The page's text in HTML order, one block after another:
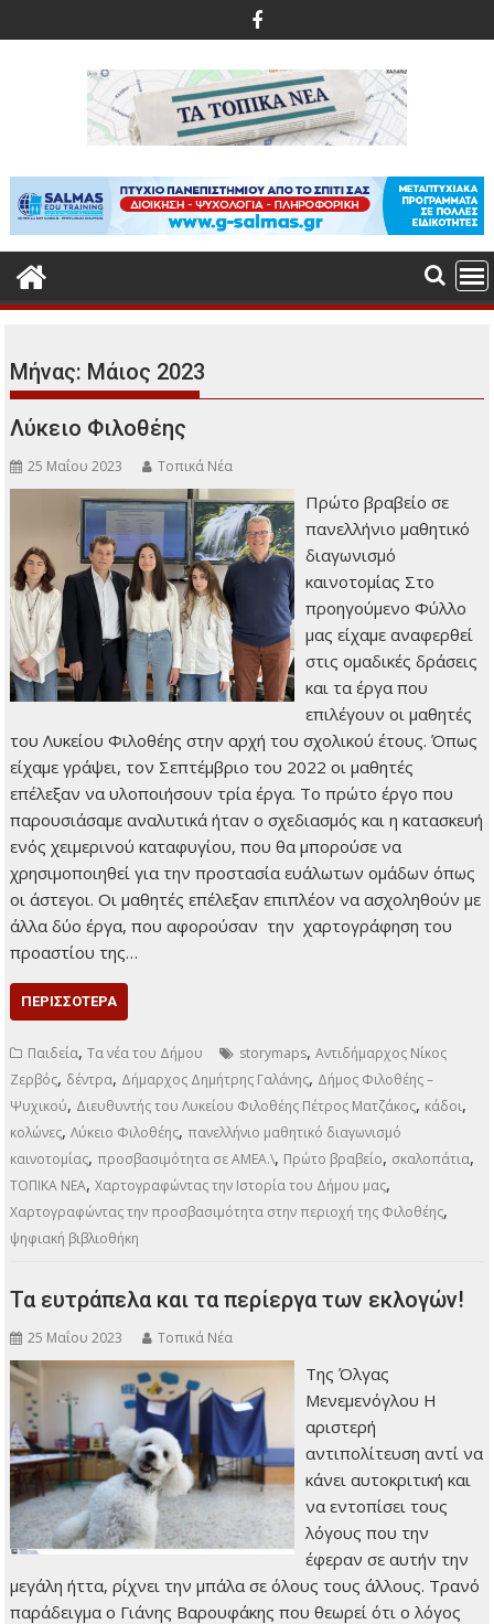
στο
περιεχόμενο
Μήνας: Μάιος 2023
Λύκειο Φιλοθέης
25 Μαΐου 2023 Τοπικά Νέα
Πρώτο βραβείο σε
πανελλήνιο μαθητικό
διαγωνισμό
καινοτομίας Στο
προηγούμενο Φύλλο
μας είχαμε αναφερθεί
στις ομαδικές δράσεις
και τα έργα που
επιλέγουν οι μαθητές
του Λυκείου Φιλοθέης στην αρχή του σχολικού έτους. Όπως
είχαμε γράψει, τον Σεπτέμβριο του 2022 οι μαθητές
επέλεξαν να υλοποιήσουν τρία έργα. Το πρώτο έργο που
παρουσιάσαμε αναλυτικά ήταν ο σχεδιασμός και η κατασκευή
ενός χειμερινού καταφυγίου, που θα μπορούσε να
χρησιμοποιηθεί για την προστασία ευάλωτων ομάδων όπως
οι άστεγοι. Οι μαθητές επέλεξαν επιπλέον να ασχοληθούν με
άλλα δύο έργα, που αφορούσαν την χαρτογράφηση του
προαστίου της…
ΠΕΡΙΣΣΌΤΕΡΑ
Παιδεία,Τα νέα του Δήμου storymaps,Αντιδήμαρχος Νίκος
Ζερβός, δέντρα, Δήμαρχος Δημήτρης Γαλάνης, Δήμος Φιλοθέης –
Ψυχικού, Διευθυντής του Λυκείου Φιλοθέης Πέτρος Ματζάκος, κάδοι,
κολώνες,Λύκειο Φιλοθέης,πανελλήνιο μαθητικό διαγωνισμό
καινοτομίας,προσβασιμότητα σε ΑΜΕΑ.\, Πρώτο βραβείο, σκαλοπάτια,
ΤΟΠΙΚΑ ΝΕΑ,Χαρτογραφώντας την Ιστορία του Δήμου μας,
Χαρτογραφώντας την προσβασιμότητα στην περιοχή της Φιλοθέης,
ψηφιακή βιβλιοθήκη
Τα ευτράπελα και τα περίεργα των εκλογών!
25 Μαΐου 2023 Τοπικά Νέα
Της Όλγας
Μενεμενόγλου Η
αριστερή
αντιπολίτευση αντί να
κάνει αυτοκριτική και
να εντοπίσει τους
λόγους που την
έφεραν σε αυτήν την
μεγάλη ήττα, ρίχνει την μπάλα σε όλους τους άλλους. Τρανό
παράδειγμα ο Γιάνης Βαρουφάκης που θεωρεί ότι ο λόγος